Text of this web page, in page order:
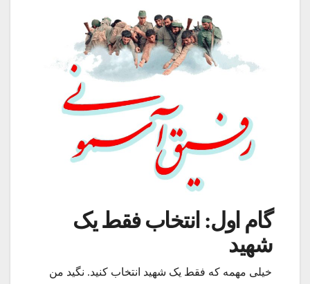
گام اول: انتخاب فقط یک
شهید
خیلی مهمه که فقط یک شهید انتخاب کنید. نگید من